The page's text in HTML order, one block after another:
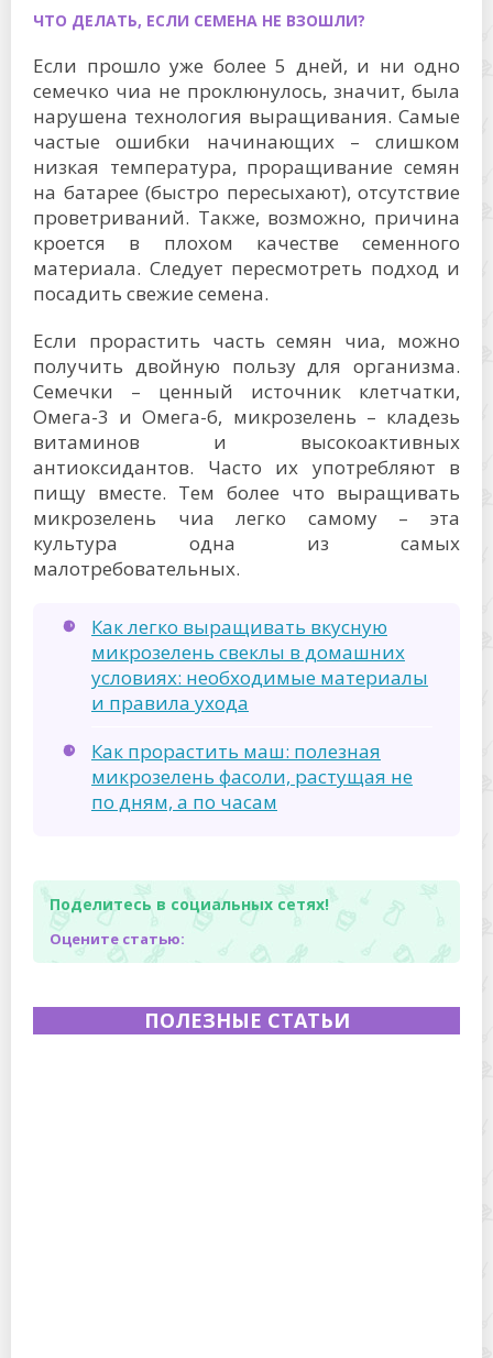
ЧТО ДЕЛАТЬ, ЕСЛИ СЕМЕНА НЕ ВЗОШЛИ?
Если прошло уже более 5 дней, и ни одно
семечко чиа не проклюнулось, значит, была
нарушена технология выращивания. Самые
частые ошибки начинающих – слишком
низкая температура, проращивание семян
на батарее (быстро пересыхают), отсутствие
проветриваний. Также, возможно, причина
кроется в плохом качестве семенного
материала. Следует пересмотреть подход и
посадить свежие семена.
Если прорастить часть семян чиа, можно
получить двойную пользу для организма.
Семечки – ценный источник клетчатки,
Омега-3 и Омега-6, микрозелень – кладезь
витаминов и высокоактивных
антиоксидантов. Часто их употребляют в
пищу вместе. Тем более что выращивать
микрозелень чиа легко самому – эта
культура одна из самых
малотребовательных.
Как легко выращивать вкусную
микрозелень свеклы в домашних
условиях: необходимые материалы
и правила ухода
Как прорастить маш: полезная
микрозелень фасоли, растущая не
по дням, а по часам
Поделитесь в социальных сетях!
Оцените статью:
ПОЛЕЗНЫЕ СТАТЬИ